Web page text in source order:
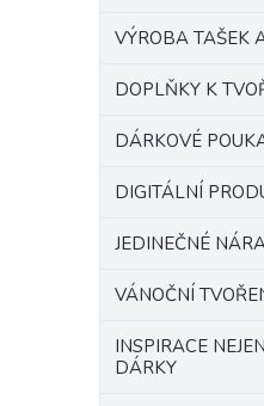
VÝROBA TAŠEK
DOPLŇKY K
DÁRKOVÉ
DIGITÁLNÍ
JEDINEČNÉ
VÁNOČNÍ
INSPIRACE
DÁRKY